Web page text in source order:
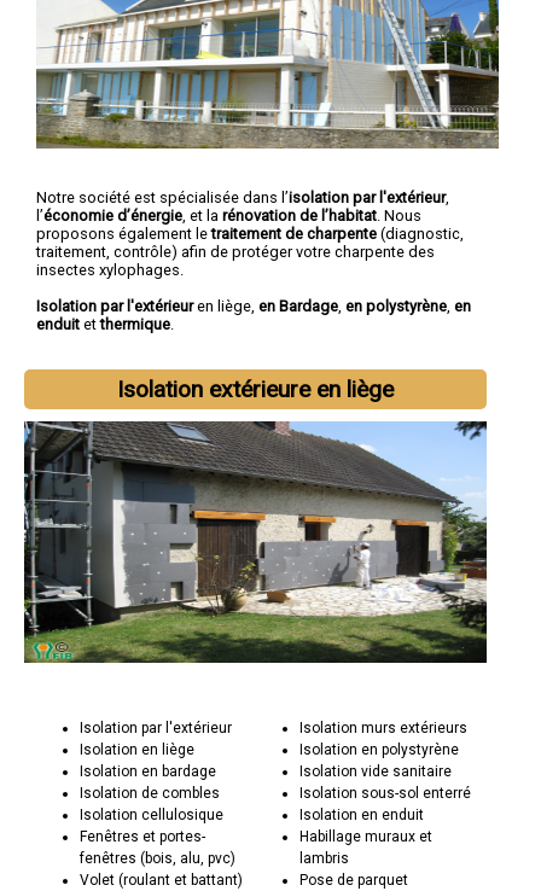
Notre société est spécialisée dans l’isolation par l'extérieur,
l’économie d’énergie, et la rénovation de l’habitat. Nous
proposons également letraitement de charpente (diagnostic,
traitement, contrôle) afin de protéger votre charpente des
insectes xylophages.
Isolation par l'extérieuren liège, en Bardage, en polystyrène, en
enduit etthermique.
Isolation extérieure en liège
Isolation par l'extérieur
Isolation en liège
Isolation en bardage
Isolation de combles
Isolation cellulosique
Fenêtres et portes-
fenêtres (bois, alu, pvc)
Volet (roulant et battant)
Isolation murs extérieurs
Isolation en polystyrène
Isolation vide sanitaire
Isolation sous-sol enterré
Isolation en enduit
Habillage muraux et
lambris
Pose de parquet